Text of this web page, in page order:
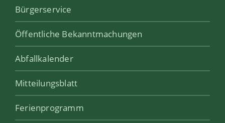
Bürgerservice
Öffentliche Bekanntmachungen
Abfallkalender
Mitteilungsblatt
Ferienprogramm